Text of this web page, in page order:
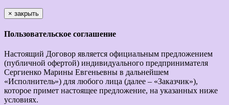
× закрыть
Пользовательское соглашение
Настоящий Договор является официальным предложением
(публичной офертой) индивидуального предпринимателя
Сергиенко Марины Евгеньевны в дальнейшем
«Исполнитель») для любого лица (далее – «Заказчик»),
которое примет настоящее предложение, на указанных ниже
условиях.